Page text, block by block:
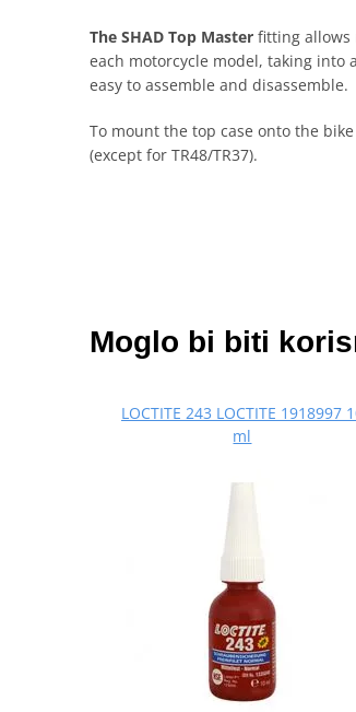
The SHAD Top Master fitting allows
each motorcycle model, taking into
easy to assemble and disassemble.
To mount the top case onto the
(except for TR48/TR37).
Moglo bi biti
LOCTITE 243 LOCTITE 1918997
ml